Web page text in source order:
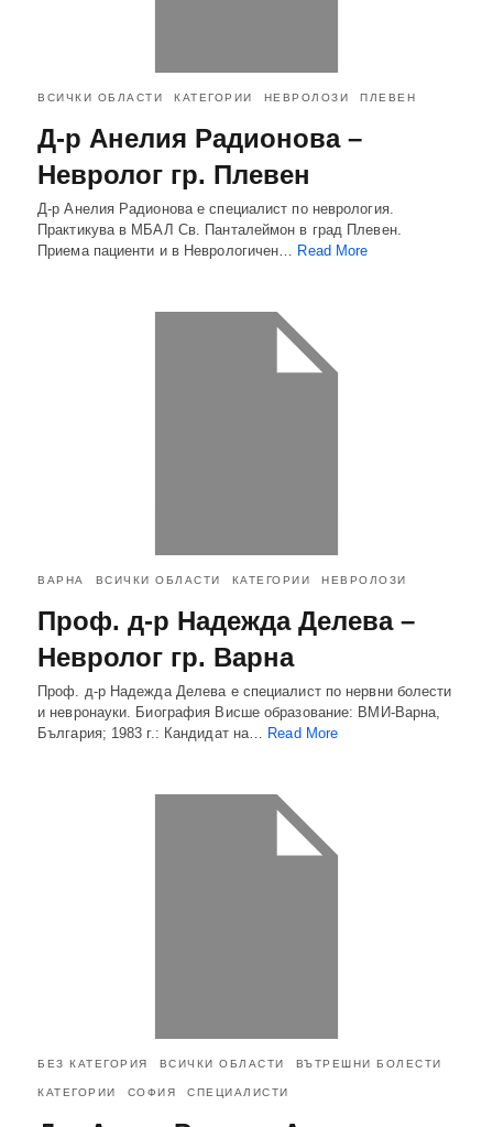
ВСИЧКИ ОБЛАСТИ КАТЕГОРИИ НЕВРОЛОЗИ ПЛЕВЕН
Д-р Анелия Радионова –
Невролог гр. Плевен
Д-р Анелия Радионова е специалист по неврология.
Практикува в МБАЛ Св. Панталеймон в град Плевен.
Приема пациенти и в Неврологичен… Read More
ВАРНА ВСИЧКИ ОБЛАСТИ КАТЕГОРИИ НЕВРОЛОЗИ
Проф. д-р Надежда Делева –
Невролог гр. Варна
Проф. д-р Надежда Делева е специалист по нервни болести
и невронауки. Биография ​Висше образование: ВМИ-Варна,
България; 1983 г.: Кандидат на… Read More
БЕЗ КАТЕГОРИЯ ВСИЧКИ ОБЛАСТИ ВЪТРЕШНИ БОЛЕСТИ
КАТЕГОРИИ СОФИЯ СПЕЦИАЛИСТИ